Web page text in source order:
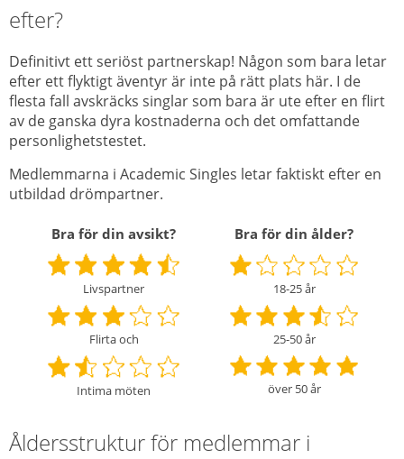
efter?
Definitivt ett seriöst partnerskap! Någon som bara letar
efter ett flyktigt äventyr är inte på rätt plats här. I de
flesta fall avskräcks singlar som bara är ute efter en flirt
av de ganska dyra kostnaderna och det omfattande
personlighetstestet.
Medlemmarna i Academic Singles letar faktiskt efter en
utbildad drömpartner.
Bra för din avsikt? Bra för din ålder?
Livspartner
Flirta och
Intima möten
18-25 år
25-50 år
över 50 år
Åldersstruktur för medlemmar i